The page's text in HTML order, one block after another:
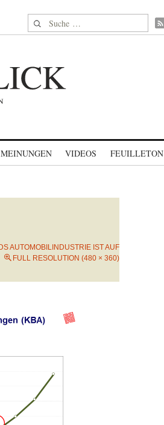
Suche nach:
MEINUNGEN VIDEOS FEUILLETON
AUTOMOBILINDUSTRIE IST AUF
FULL RESOLUTION (480 × 360)